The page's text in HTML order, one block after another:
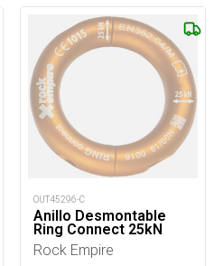
OUT45296-C
Anillo Desmontable
Ring Connect 25kN
Rock Empire